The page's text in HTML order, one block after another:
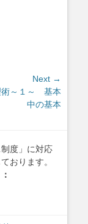
Next →
術～１～ 基本
中の基本
度」に対応
おります。
：